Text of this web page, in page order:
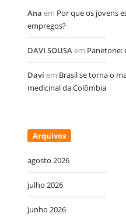
Ana em Por que os jovens
empregos?
DAVI SOUSA em Panetone:
Davi em Brasil se torna o
medicinal da Colômbia
Arquivos
agosto 2026
julho 2026
junho 2026